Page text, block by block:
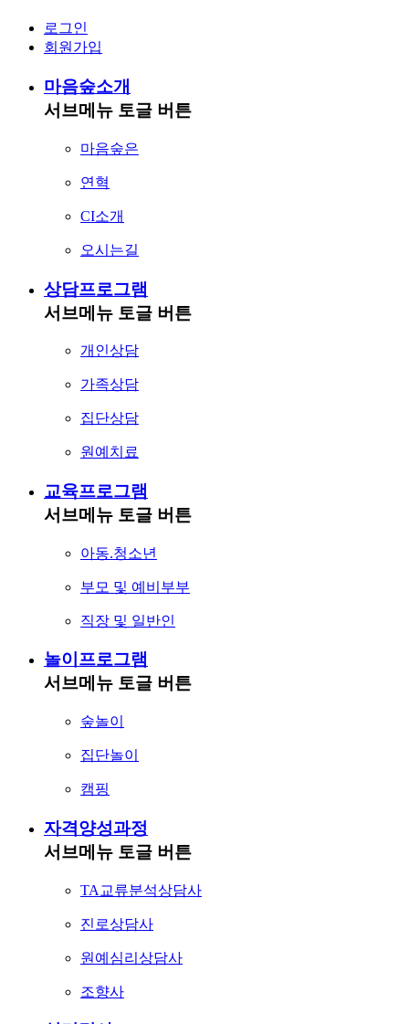
로그인
회원가입
마음숲소개
서브메뉴 토글 버튼
마음숲은
연혁
CI소개
오시는길
상담프로그램
서브메뉴 토글 버튼
개인상담
가족상담
집단상담
원예치료
교육프로그램
서브메뉴 토글 버튼
아동.청소년
부모 및 예비부부
직장 및 일반인
놀이프로그램
서브메뉴 토글 버튼
숲놀이
집단놀이
캠핑
자격양성과정
서브메뉴 토글 버튼
TA교류분석상담사
진로상담사
원예심리상담사
조향사